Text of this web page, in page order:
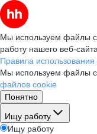
Мы используем файлы
работу нашего веб-
Правила
Мы используем файлы
файлов cookie
Понятно
Ищу работу
Ищу работу